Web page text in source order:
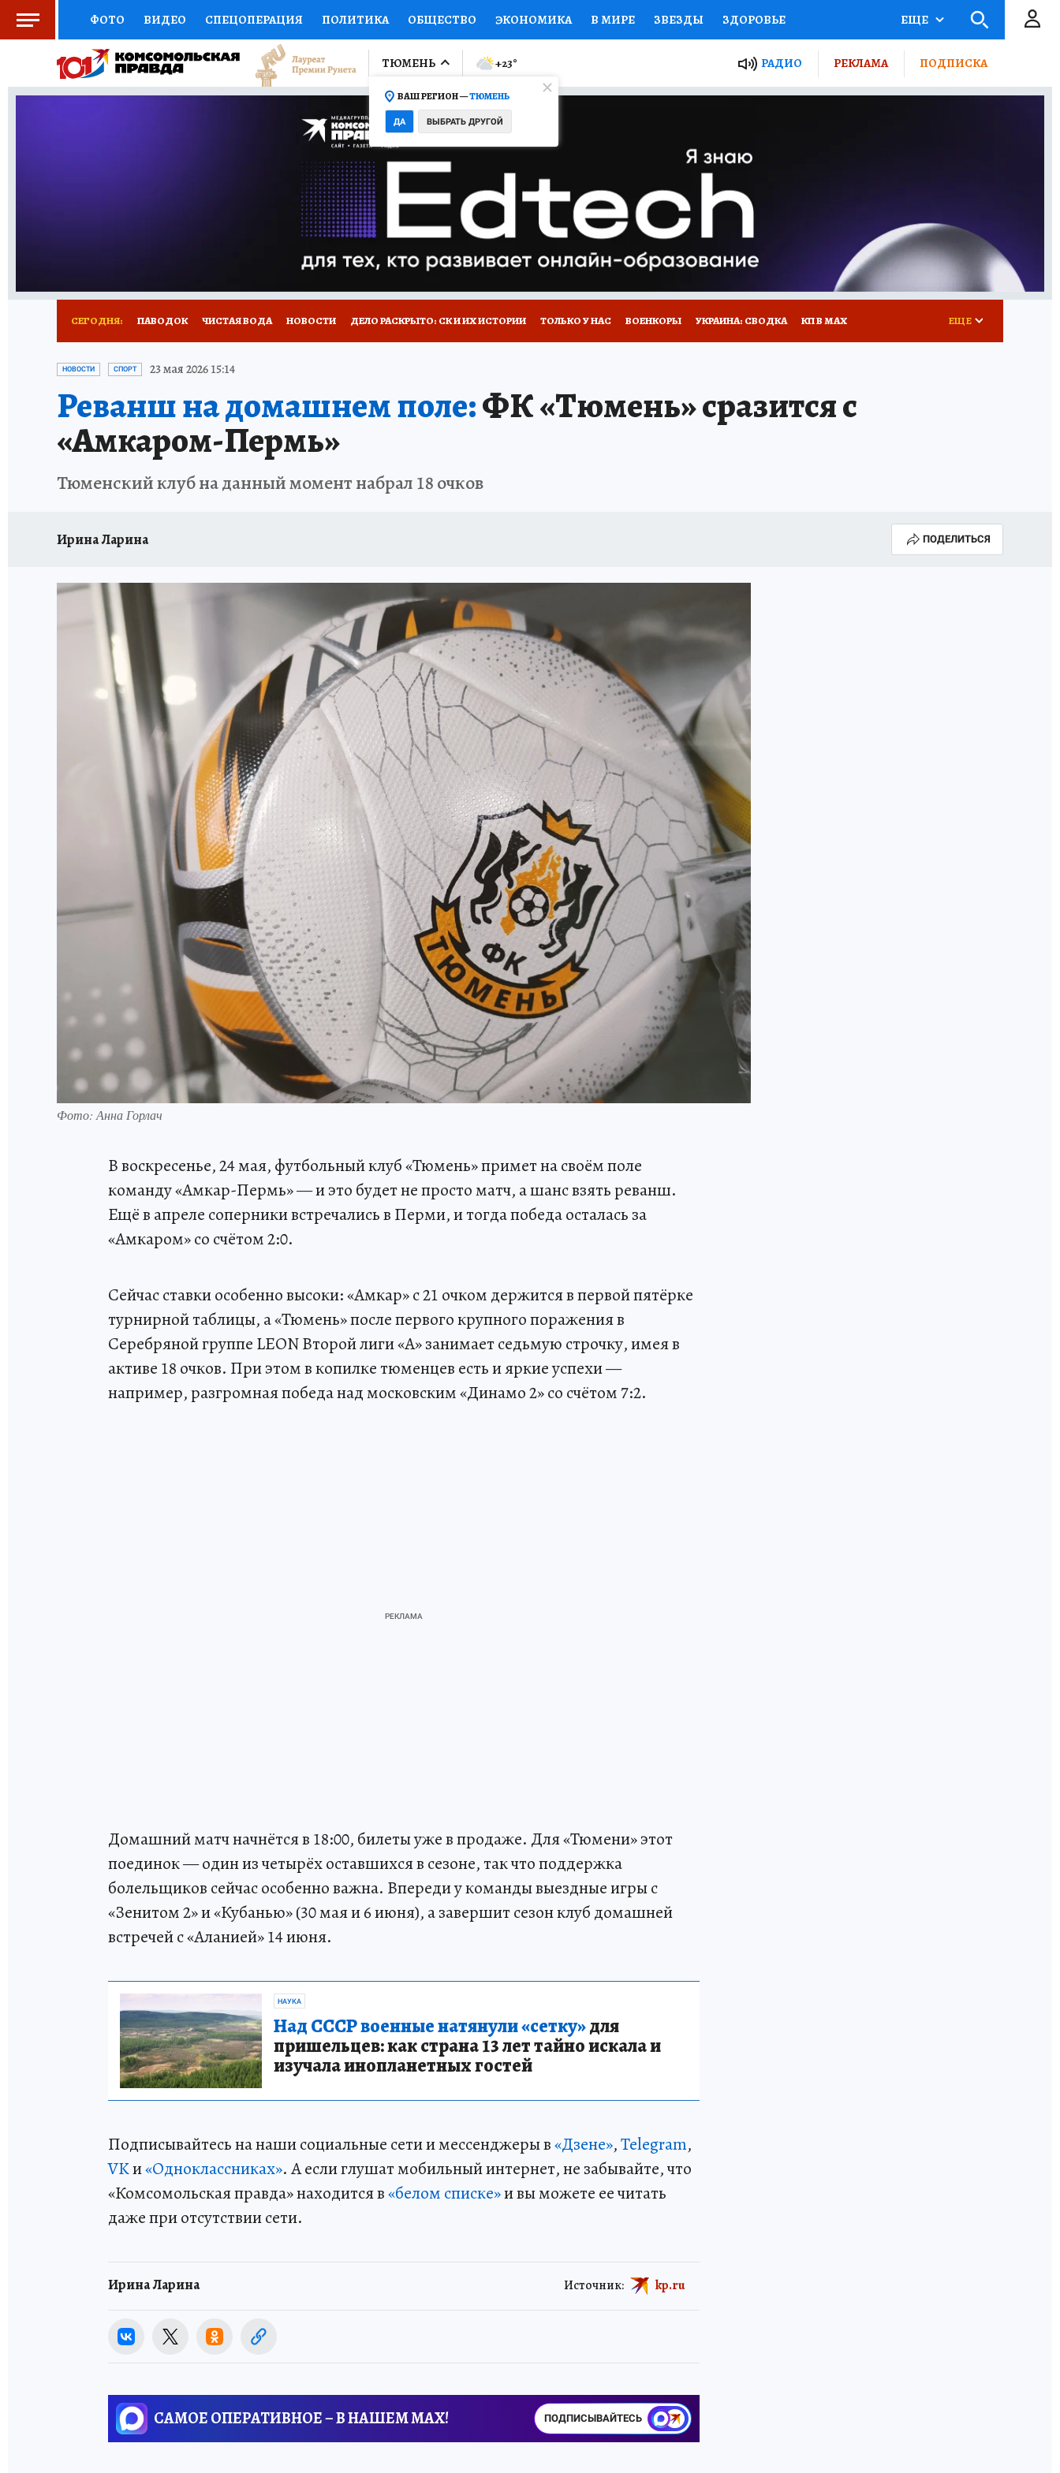
ФОТО ВИДЕО СПЕЦОПЕРАЦИЯ ПОЛИТИКА ОБЩЕСТВО ЭКОНОМИКА В МИРЕ ЗВЕЗДЫ ЗДОРОВЬЕ
СОЦПОДДЕРЖКА НАУКА СПОРТ КОЛУМНИСТЫ ПРОИСШЕСТВИЯ НАЦИОНАЛЬНЫЕ ПРОЕКТЫ РОССИИ
ВЫБОР ЭКСПЕРТОВ ДОКТОР ФИНАНСЫ ОТКРЫВАЕМ МИР Я ЗНАЮ СЕМЬЯ ЖЕНСКИЕ СЕКРЕТЫ ПУТЕВОДИТЕЛЬ
ПРОГНОЗЫ НА СПОРТ ПРОМОКОДЫ СЕРИАЛЫ
ТЕЛЕВИЗОР КОЛЛЕКЦИИ КОНКУРСЫ ГИД ПОТРЕБИТЕЛЯ
НОВОЕ НА САЙТЕ
ЕЩЕ
ТЮМЕНЬ
ВАШ РЕГИОН —ТЮМЕНЬ
ДА ВЫБРАТЬ ДРУГОЙ
+23° РАДИО РЕКЛАМА ПОДПИСКА
СЕГОДНЯ: ПАВОДОК ЧИСТАЯ ВОДА НОВОСТИ ДЕЛО РАСКРЫТО: СК И ИХ ИСТОРИИ ТОЛЬКО У НАС ВОЕНКОРЫ УКРАИНА: СВОДКА КП В МАХ
ОТДЫХ В РОССИИ
ЕЩЕ
НОВОСТИ СПОРТ 23 мая 2026 15:14
Реванш на домашнем поле:ФК «Тюмень» сразится с
«Амкаром-Пермь»
Тюменский клуб на данный момент набрал 18 очков
Ирина Ларина ПОДЕЛИТЬСЯ
Фото: Анна Горлач
В воскресенье, 24 мая, футбольный клуб «Тюмень» примет на своём поле
команду «Амкар-Пермь» — и это будет не просто матч, а шанс взять реванш.
Ещё в апреле соперники встречались в Перми, и тогда победа осталась за
«Амкаром» со счётом 2:0.
Сейчас ставки особенно высоки: «Амкар» с 21 очком держится в первой пятёрке
турнирной таблицы, а «Тюмень» после первого крупного поражения в
Серебряной группе LEON Второй лиги «А» занимает седьмую строчку, имея в
активе 18 очков. При этом в копилке тюменцев есть и яркие успехи —
например, разгромная победа над московским «Динамо 2» со счётом 7:2.
Домашний матч начнётся в 18:00, билеты уже в продаже. Для «Тюмени» этот
поединок — один из четырёх оставшихся в сезоне, так что поддержка
болельщиков сейчас особенно важна. Впереди у команды выездные игры с
«Зенитом 2» и «Кубанью» (30 мая и 6 июня), а завершит сезон клуб домашней
встречей с «Аланией» 14 июня.
НАУКА
Над СССР военные натянули «сетку»для
пришельцев: как страна 13 лет тайно искала и
изучала инопланетных гостей
Подписывайтесь на наши социальные сети и мессенджеры в«Дзене»,Telegram,
VKи«Одноклассниках». А если глушат мобильный интернет, не забывайте, что
«Комсомольская правда» находится в«белом списке»и вы можете ее читать
даже при отсутствии сети.
Ирина Ларина Источник: kp.ru
САМОЕ ОПЕРАТИВНОЕ – В НАШЕМ MAX! ПОДПИСЫВАЙТЕСЬ